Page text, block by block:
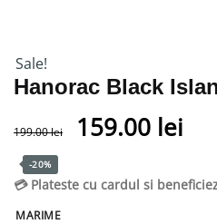
Sale!
Hanorac Black
199.00lei 159.00 lei
-20%
💳 Plateste cu cardul si
MARIME